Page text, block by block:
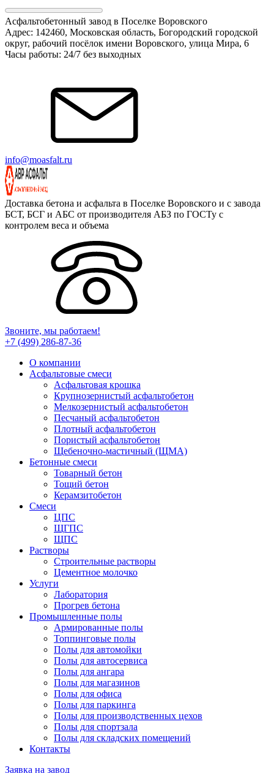
Асфальтобетонный завод в Поселке Воровского
Адрес: 142460, Московская область, Богородский городской
округ, рабочий посёлок имени Воровского, улица Мира, 6
Часы работы: 24/7 без выходных
info@moasfalt.ru
Доставка бетона и асфальта в Поселке Воровского и с завода
БСТ, БСГ и АБС от производителя АБЗ по ГОСТу с
контролем веса и объема
Звоните, мы работаем!
+7 (499) 286-87-36
О компании
Асфальтовые смеси
Асфальтовая крошка
Крупнозернистый асфальтобетон
Мелкозернистый асфальтобетон
Песчаный асфальтобетон
Плотный асфальтобетон
Пористый асфальтобетон
Щебеночно-мастичный (ЩМА)
Бетонные смеси
Товарный бетон
Тощий бетон
Керамзитобетон
Смеси
ЦПС
ЩГПС
ЩПС
Растворы
Строительные растворы
Цементное молочко
Услуги
Лаборатория
Прогрев бетона
Промышленные полы
Армированные полы
Топпинговые полы
Полы для автомойки
Полы для автосервиса
Полы для ангара
Полы для магазинов
Полы для офиса
Полы для паркинга
Полы для производственных цехов
Полы для спортзала
Полы для складских помещений
Контакты
Заявка на завод